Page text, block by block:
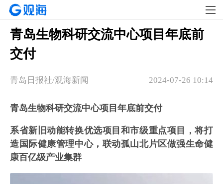
青岛生物科研交流中心项目年底前
交付
2024-07-26 10:14
青岛日报社/观海新闻
青岛生物科研交流中心项目年底前交付
系省新旧动能转换优选项目和市级重点项目，将打
造国际健康管理中心，联动孤山北片区做强生命健
康百亿级产业集群